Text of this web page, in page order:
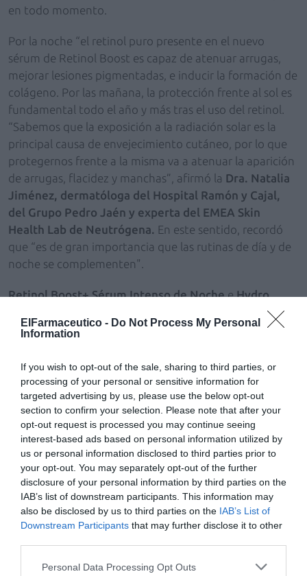
ElFarmaceutico - Do Not Process My Personal
Information
If you wish to opt-out of the sale, sharing to third parties, or
processing of your personal or sensitive information for
targeted advertising by us, please use the below opt-out
section to confirm your selection. Please note that after your
opt-out request is processed you may continue seeing
interest-based ads based on personal information utilized by
us or personal information disclosed to third parties prior to
your opt-out. You may separately opt-out of the further
disclosure of your personal information by third parties on the
IAB’s list of downstream participants. This information may
also be disclosed by us to third parties on the IAB’s List of
Downstream Participants that may further disclose it to other
Personal Data Processing Opt Outs
en todo momento.
Por la noche “el retinol puro presente en el nuevo
sérum de Retinol Boost es capaz de atenuar arrugas,
mejorar lesiones pigmentadas, e inducir la formación de
colágeno. Por las mañana, la protección frente al sol es
fundamental todo el año y más tras el uso del retinol.
“Sabemos que la exposición a la radiación solar es la
principal causa de envejecimiento cutáneo, por lo que
protegernos frente a la misma va a atenuar la aparición
de arrugas, flacidez y manchas”, afirmó la Dra. Natalia
Jiménez, dermatóloga del Hospital Ramón y Cajal,
del Grupo Pedro Jaén y experta del EMEA Skin
Health Lab de Neutrógena. En este sentido, recordó
que “es de gran importancia que las rutinas de día y de
noche se complementen".
Retinol Boost+ Sérum Intenso de NocheeHydro
, que protege e hidrata
en único paso, se convierten en aliados para ofrecer el
necesita, y juntos forman una rutina anti-edad
"perfecta". Gracias a su tecnología HelioPlex SL, el
nuevo Hydro Boost Fluido Hidratante SPF 50 protege e
hidrata en único paso ofrece, en capas superficiales de
la piel, una protección muy elevada frente a los rayos
UVA/UVB con filtros UV de amplio espectro. En las
capas más profundas, penetran los activos hidratantes y
antioxidantes que enriquecen la fórmula, como el ácido
hialurónico que potencia la hidratación de la piel, al
tiempo que la glicerina que refuerza la barrera cutánea.
Además, contiene Vitamina C que induce la producción
oxidativo y Niacinamida (2%) que mejora la